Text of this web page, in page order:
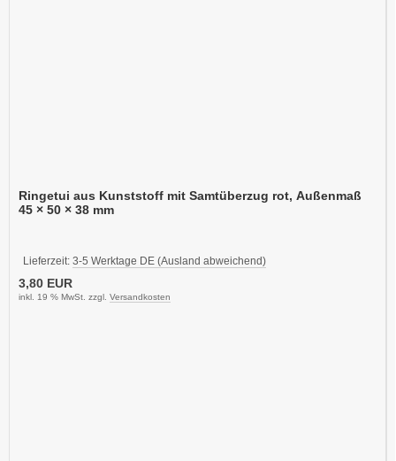
Ringetui aus Kunststoff mit Samtüberzug rot, Außenmaß
45 × 50 × 38 mm
Lieferzeit: 3-5 Werktage DE (Ausland abweichend)
3,80 EUR
inkl. 19 % MwSt. zzgl. Versandkosten